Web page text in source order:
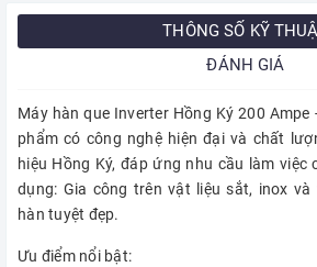
THÔNG SỐ KỸ
ĐÁNH GIÁ
Máy hàn que Inverter Hồng Ký 200
phẩm có công nghệ hiện đại và chất
hiệu Hồng Ký, đáp ứng nhu cầu làm việc
dụng: Gia công trên vật liệu sắt, inox
hàn tuyệt đẹp.
Ưu điểm nổi bật: